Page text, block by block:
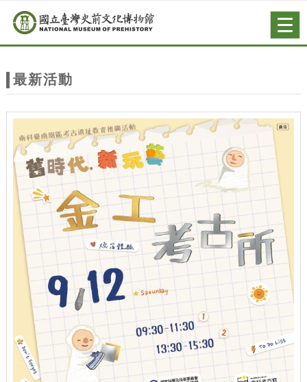
站
主
題
跳到主要內容
網站導覽
最新活動